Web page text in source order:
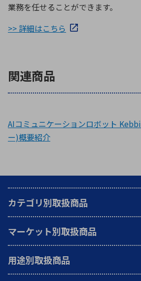
業務を任せることができます。
>> 詳細はこちら
関連商品
AIコミュニケーションロボット
ー)概要紹介
カテゴリ別取扱商品
マーケット別取扱商品
用途別取扱商品